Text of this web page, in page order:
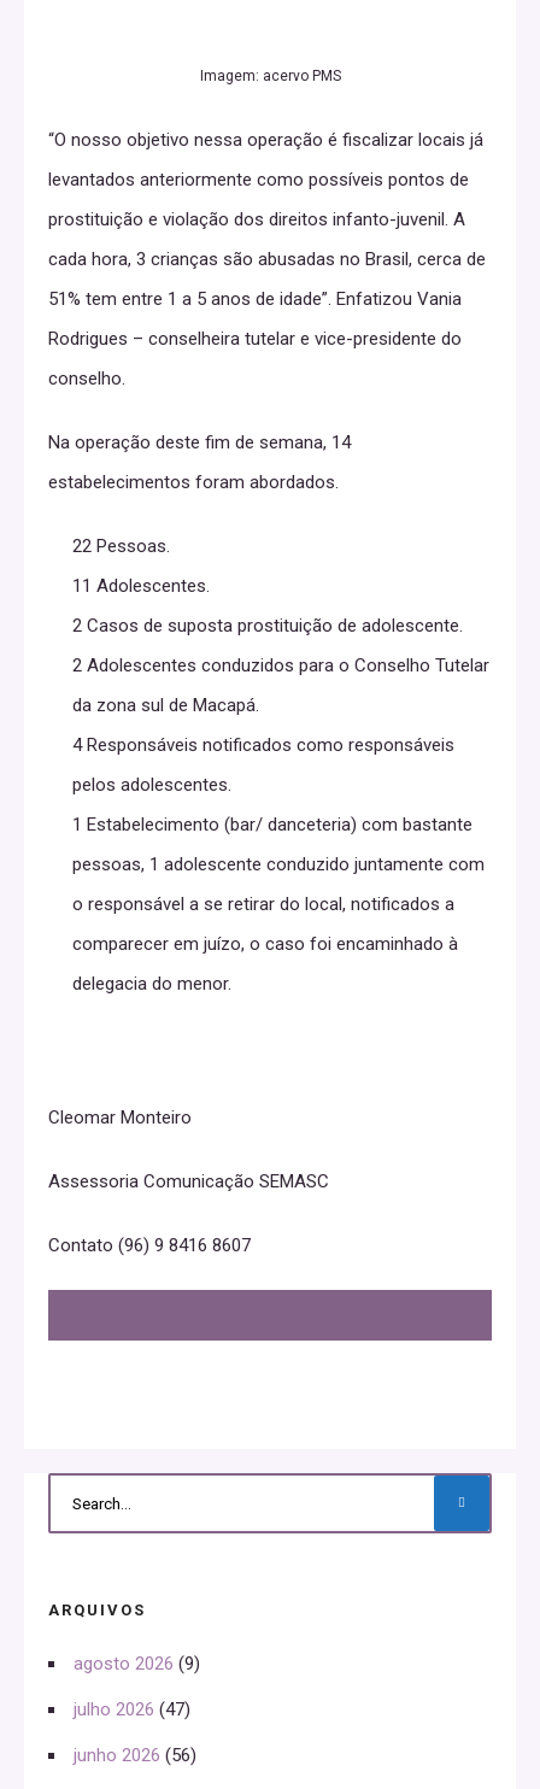
Imagem: acervo PMS
“O nosso objetivo nessa operação é fiscalizar locais já
levantados anteriormente como possíveis pontos de
prostituição e violação dos direitos infanto-juvenil. A
cada hora, 3 crianças são abusadas no Brasil, cerca de
51% tem entre 1 a 5 anos de idade”. Enfatizou Vania
Rodrigues – conselheira tutelar e vice-presidente do
conselho.
Na operação deste fim de semana, 14
estabelecimentos foram abordados.
22 Pessoas.
11 Adolescentes.
2 Casos de suposta prostituição de adolescente.
2 Adolescentes conduzidos para o Conselho Tutelar
da zona sul de Macapá.
4 Responsáveis notificados como responsáveis
pelos adolescentes.
1 Estabelecimento (bar/ danceteria) com bastante
pessoas, 1 adolescente conduzido juntamente com
o responsável a se retirar do local, notificados a
comparecer em juízo, o caso foi encaminhado à
delegacia do menor.
Cleomar Monteiro
Assessoria Comunicação SEMASC
Contato (96) 9 8416 8607
ARQUIVOS
agosto 2026 (9)
julho 2026 (47)
junho 2026 (56)